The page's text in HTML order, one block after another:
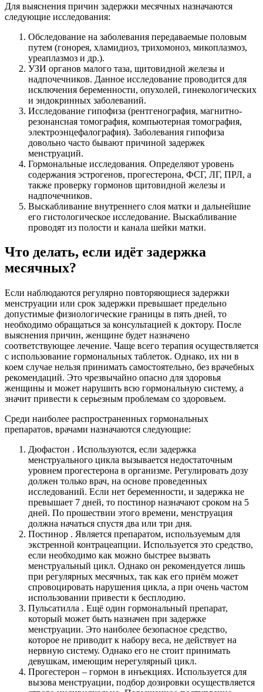
Для выяснения причин задержки месячных назначаются
следующие исследования:
Обследование на заболевания передаваемые половым
путем (гонорея, хламидиоз, трихомоноз, микоплазмоз,
уреаплазмоз и др.).
УЗИ органов малого таза, щитовидной железы и
надпочечников. Данное исследование проводится для
исключения беременности, опухолей, гинекологических
и эндокринных заболеваний.
Исследование гипофиза (рентгенография, магнитно-
резонансная томография, компьютерная томография,
электроэнцефалография). Заболевания гипофиза
довольно часто бывают причиной задержек
менструаций.
Гормональные исследования. Определяют уровень
содержания эстрогенов, прогестерона, ФСГ, ЛГ, ПРЛ, а
также проверку гормонов щитовидной железы и
надпочечников.
Выскабливание внутреннего слоя матки и дальнейшие
его гистологическое исследование. Выскабливание
проводят из полости и канала шейки матки.
Что делать, если идёт задержка
месячных?
Если наблюдаются регулярно повторяющиеся задержки
менструации или срок задержки превышает предельно
допустимые физиологические границы в пять дней, то
необходимо обращаться за консультацией к доктору. После
выяснения причин, женщине будет назначено
соответствующее лечение. Чаще всего терапия осуществляется
с использование гормональных таблеток. Однако, их ни в
коем случае нельзя принимать самостоятельно, без врачебных
рекомендаций. Это чрезвычайно опасно для здоровья
женщины и может нарушить всю гормональную систему, а
значит привести к серьезным проблемам со здоровьем.
Среди наиболее распространенных гормональных
препаратов, врачами назначаются следующие:
Дюфастон . Используются, если задержка
менструального цикла вызывается недостаточным
уровнем прогестерона в организме. Регулировать дозу
должен только врач, на основе проведенных
исследований. Если нет беременности, и задержка не
превышает 7 дней, то постинор назначают сроком на 5
дней. По прошествии этого времени, менструация
должна начаться спустя два или три дня.
Постинор . Является препаратом, используемым для
экстренной контрацеапции. Используется это средство,
если необходимо как можно быстрее вызвать
менструальный цикл. Однако он рекомендуется лишь
при регулярных месячных, так как его приём может
спровоцировать нарушения цикла, а при очень частом
использовании привести к бесплодию.
Пульсатилла . Ещё один гормональный препарат,
который может быть назначен при задержке
менструации. Это наиболее безопасное средство,
которое не приводит к набору веса, не действует на
нервную систему. Однако его не стоит принимать
девушкам, имеющим нерегулярный цикл.
Прогестерон – гормон в инъекциях. Используется для
вызова менструации, подбор дозировки осуществляется